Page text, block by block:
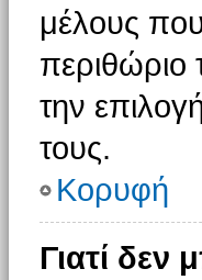
μέλους
περιθώριο
την
τους.
Κορυφή
Γιατί